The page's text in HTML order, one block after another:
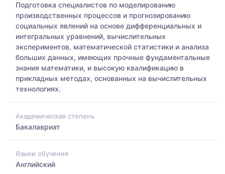
Подготовка специалистов по моделированию
производственных процессов и прогнозированию
социальных явлений на основе дифференциальных и
интегральных уравнений, вычислительных
экспериментов, математической статистики и анализа
больших данных, имеющих прочные фундаментальные
знания математики, и высокую квалификацию в
прикладных методах, основанных на вычислительных
технологиях.
Академическая степень
Бакалавриат
Языки обучения
Английский